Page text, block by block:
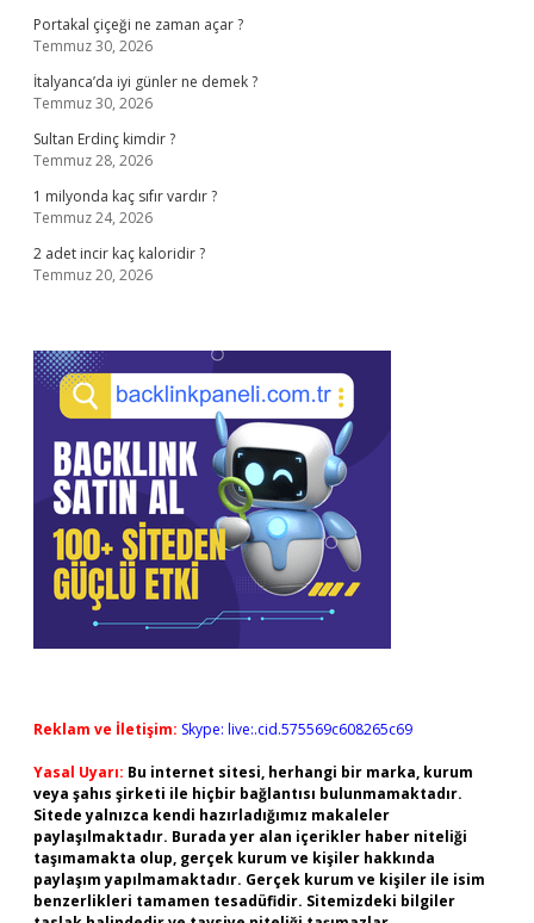
Portakal çiçeği ne zaman açar ?
Temmuz 30, 2026
İtalyanca’da iyi günler ne demek ?
Temmuz 30, 2026
Sultan Erdinç kimdir ?
Temmuz 28, 2026
1 milyonda kaç sıfır vardır ?
Temmuz 24, 2026
2 adet incir kaç kaloridir ?
Temmuz 20, 2026
Reklam ve İletişim: Skype: live:.cid.575569c608265c69
Yasal Uyarı: Bu internet sitesi, herhangi bir marka, kurum
veya şahıs şirketi ile hiçbir bağlantısı bulunmamaktadır.
Sitede yalnızca kendi hazırladığımız makaleler
paylaşılmaktadır. Burada yer alan içerikler haber niteliği
taşımamakta olup, gerçek kurum ve kişiler hakkında
paylaşım yapılmamaktadır. Gerçek kurum ve kişiler ile isim
benzerlikleri tamamen tesadüfidir. Sitemizdeki bilgiler